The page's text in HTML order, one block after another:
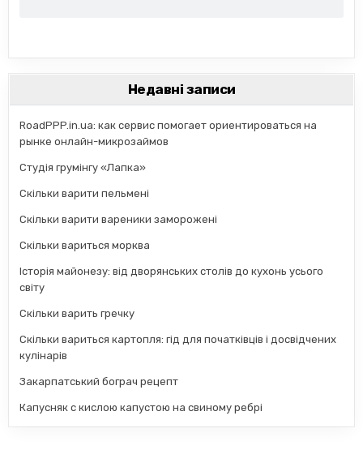
Недавні записи
RoadPPP.in.ua: как сервис помогает ориентироваться на
рынке онлайн-микрозаймов
Студія грумінгу «Лапка»
Скільки варити пельмені
Скільки варити вареники заморожені
Скільки вариться морква
Історія майонезу: від дворянських столів до кухонь усього
світу
Скільки варить гречку
Скільки вариться картопля: гід для початківців і досвідчених
кулінарів
Закарпатський бограч рецепт
Капусняк с кислою капустою на свиному ребрі